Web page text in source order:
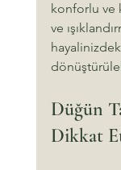
konforlu ve
ve
Düğün
Dikkat